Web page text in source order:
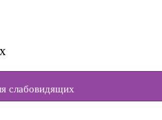
слабовидящих